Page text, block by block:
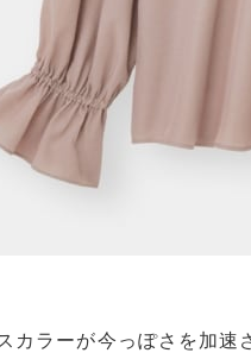
カラーが今っぽさを加